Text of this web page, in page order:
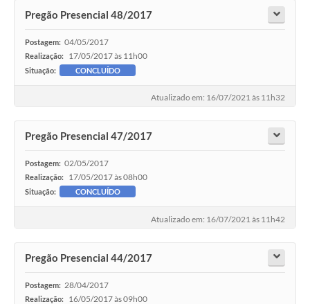
Pregão Presencial 48/2017
Postagem: 04/05/2017
Realização: 17/05/2017 às 11h00
Situação: CONCLUÍDO
Atualizado em: 16/07/2021 às 11h32
Pregão Presencial 47/2017
Postagem: 02/05/2017
Realização: 17/05/2017 às 08h00
Situação: CONCLUÍDO
Atualizado em: 16/07/2021 às 11h42
Pregão Presencial 44/2017
Postagem: 28/04/2017
Realização: 16/05/2017 às 09h00